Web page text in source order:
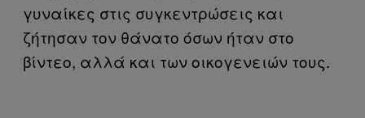
γυναίκες στις συγκεντρώσεις και
ζήτησαν τον θάνατο όσων ήταν στο
βίντεο, αλλά και των οικογενειών τους.